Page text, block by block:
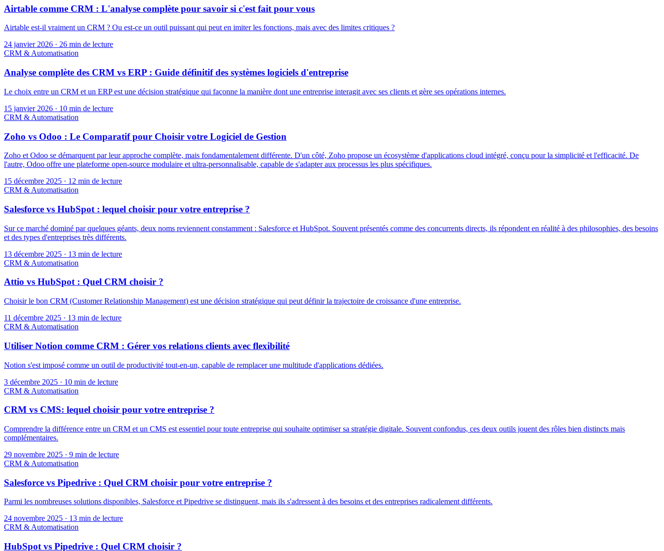
Airtable comme CRM : L'analyse complète pour savoir si c'est fait pour vous
Airtable est-il vraiment un CRM ? Ou est-ce un outil puissant qui peut en imiter les fonctions, mais avec des limites critiques ?
24 janvier 2026 · 26 min de lecture
CRM & Automatisation
Analyse complète des CRM vs ERP : Guide définitif des systèmes logiciels d'entreprise
Le choix entre un CRM et un ERP est une décision stratégique qui façonne la manière dont une entreprise interagit avec ses clients et gère ses opérations internes.
15 janvier 2026 · 10 min de lecture
CRM & Automatisation
Zoho vs Odoo : Le Comparatif pour Choisir votre Logiciel de Gestion
Zoho et Odoo se démarquent par leur approche complète, mais fondamentalement différente. D'un côté, Zoho propose un écosystème d'applications cloud intégré, conçu pour la simplicité et l'efficacité. De
l'autre, Odoo offre une plateforme open-source modulaire et ultra-personnalisable, capable de s'adapter aux processus les plus spécifiques.
15 décembre 2025 · 12 min de lecture
CRM & Automatisation
Salesforce vs HubSpot : lequel choisir pour votre entreprise ?
Sur ce marché dominé par quelques géants, deux noms reviennent constamment : Salesforce et HubSpot. Souvent présentés comme des concurrents directs, ils répondent en réalité à des philosophies, des besoins
et des types d'entreprises très différents.
13 décembre 2025 · 13 min de lecture
CRM & Automatisation
Attio vs HubSpot : Quel CRM choisir ?
Choisir le bon CRM (Customer Relationship Management) est une décision stratégique qui peut définir la trajectoire de croissance d'une entreprise.
11 décembre 2025 · 13 min de lecture
CRM & Automatisation
Utiliser Notion comme CRM : Gérer vos relations clients avec flexibilité
Notion s'est imposé comme un outil de productivité tout-en-un, capable de remplacer une multitude d'applications dédiées.
3 décembre 2025 · 10 min de lecture
CRM & Automatisation
CRM vs CMS: lequel choisir pour votre entreprise ?
Comprendre la différence entre un CRM et un CMS est essentiel pour toute entreprise qui souhaite optimiser sa stratégie digitale. Souvent confondus, ces deux outils jouent des rôles bien distincts mais
complémentaires.
29 novembre 2025 · 9 min de lecture
CRM & Automatisation
Salesforce vs Pipedrive : Quel CRM choisir pour votre entreprise ?
Parmi les nombreuses solutions disponibles, Salesforce et Pipedrive se distinguent, mais ils s'adressent à des besoins et des entreprises radicalement différents.
24 novembre 2025 · 13 min de lecture
CRM & Automatisation
HubSpot vs Pipedrive : Quel CRM choisir ?